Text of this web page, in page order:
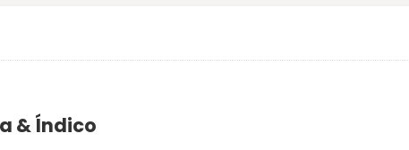
& Índico